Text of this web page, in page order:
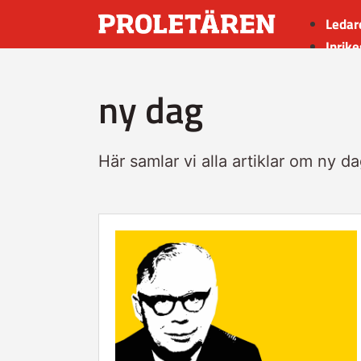
ny dag
Här samlar vi alla artiklar om ny